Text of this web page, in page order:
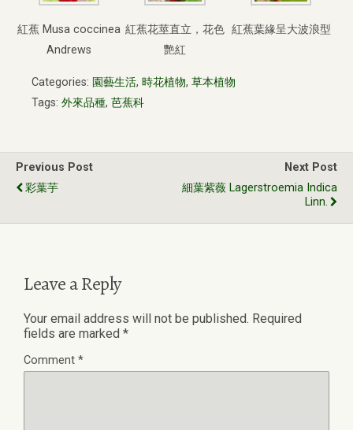
紅蕉 Musa coccinea
Andrews
紅蕉花莖直立，花色
艷紅
紅蕉葉緣呈大波浪型
Categories: 園藝生活, 時花植物, 草本植物
Tags: 外來品種, 芭蕉科
Previous Post
彩葉芋
Next Post
細葉紫薇 Lagerstroemia Indica
Linn.
Leave a Reply
Your email address will not be published. Required
fields are marked *
Comment *